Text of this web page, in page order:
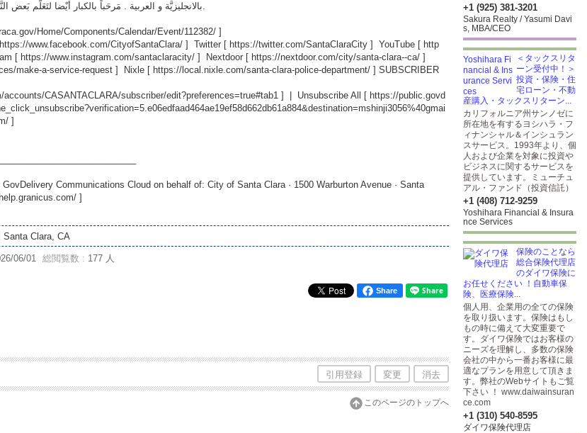
بالانجليزيَّة و العربية . مَرحَباً بالكبار أيْضا لتَعَلُّم بَعض النَّصَائح لاندِماج الأطْفال مع اللُّغات المختَلِفة في السِّن المُبَكِّر.
Home/Components/Calendar/Event/112382/ ]
https://www.facebook.com/CityofSantaClara/ ] Twitter [ https://twitter.com/SantaClaraCity ] YouTube [ http
[ https://www.instagram.com/santaclaracity/ ] Nextdoor [ https://nextdoor.com/city/santa-clara--ca/ ]
make-a-service-request ] Nixle [ https://local.nixle.com/santa-clara-police-department/ ] SUBSCRIBER
CASANTACLARA/subscriber/edit?preferences=true#tab1 ] | Unsubscribe All [ https://public.govd
]
Communications Cloud on behalf of: City of Santa Clara · 1500 Warburton Avenue · Santa
]
Santa Clara, CA
06/01 総閲覧数 : 177 人
Share
引用登録 変更 消去
このページのトップへ
+1 (925) 381-3201
Sakura Realty / Yasumi Davi
s, MBA/CEO
＜タックスリタ
ーン受付中！＞
投資・保険・住
宅ローン・不動
産購入・タックスリターン...
カリフォルニア州サンノゼに
所在地を有するヨシハラ・フ
ィナンシャル＆インシュラン
スサービス。1993年より、個
人および企業を対象に投資や
ビジネスに関するサービスを
提供しています。ミューチュ
アル・ファンド（投資信託）
+1 (408) 712-9259
Yoshihara Financial & Insura
nce Services
保険のことなら
総合保険代理店
のダイワ保険に
お任せください ！自動車保
険、医療保険...
個人用、企業用の全ての保険
を取り扱います。保険はもし
もの時に備えて大変重要で
す。ダイワ保険ではお客様の
ニーズを理解し、多数の保険
会社の中から一番お客様に最
適なプランを用意して頂きま
す。弊社のWebサイトもご覧
下さい ！ www.daiwainsuran
ce.com
+1 (310) 540-8595
ダイワ保険代理店